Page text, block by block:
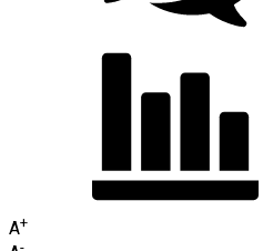
A+
-